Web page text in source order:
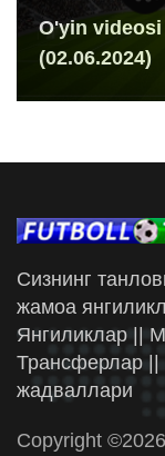
O'yin
(02.06.2024)
Сизнинг
жамоа
Янгиликлар ||
Трансферлар ||
жадваллари
Copyright ©